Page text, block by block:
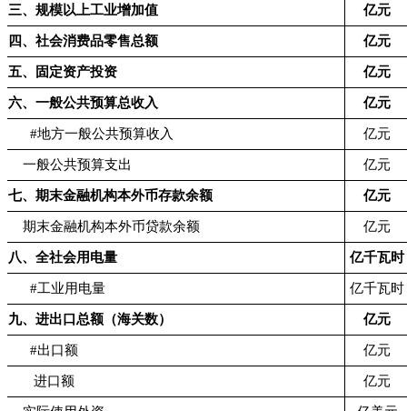
三、规模以上工业增加值 亿元
四、社会消费品零售总额 亿元
五、固定资产投资 亿元
六、一般公共预算总收入 亿元
#地方一般公共预算收入 亿元
一般公共预算支出 亿元
七、期末金融机构本外币存款余额 亿元
期末金融机构本外币贷款余额 亿元
八、全社会用电量 亿千瓦时
#工业用电量 亿千瓦时
九、进出口总额（海关数） 亿元
#出口额 亿元
进口额 亿元